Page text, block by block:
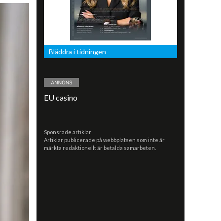
Bläddra i tidningen
EU casino
Sponsrade artiklar
Artiklar publicerade på webbplatsen som inte är
märkta redaktionellt är betalda samarbeten.